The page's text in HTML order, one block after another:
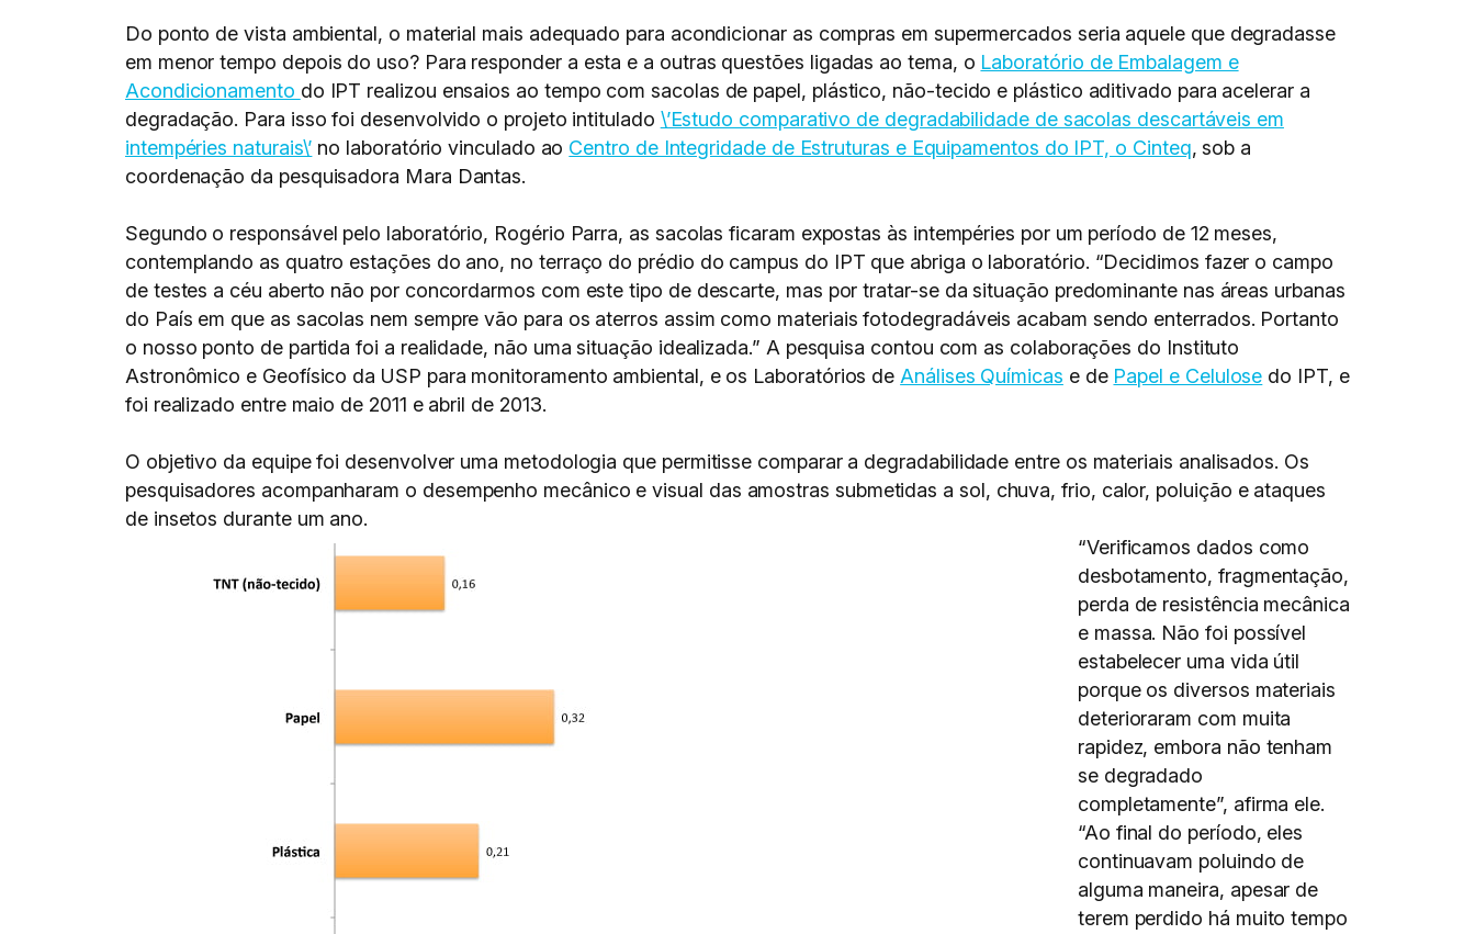
Do ponto de vista ambiental, o material mais adequado para acondicionar as compras em supermercados seria aquele que degradasse
em menor tempo depois do uso? Para responder a esta e a outras questões ligadas ao tema, o Laboratório de Embalagem e
Acondicionamento do IPT realizou ensaios ao tempo com sacolas de papel, plástico, não-tecido e plástico aditivado para acelerar a
degradação. Para isso foi desenvolvido o projeto intitulado \’Estudo comparativo de degradabilidade de sacolas descartáveis em
intempéries naturais\’ no laboratório vinculado ao Centro de Integridade de Estruturas e Equipamentos do IPT, o Cinteq, sob a
coordenação da pesquisadora Mara Dantas.
Segundo o responsável pelo laboratório, Rogério Parra, as sacolas ficaram expostas às intempéries por um período de 12 meses,
contemplando as quatro estações do ano, no terraço do prédio do campus do IPT que abriga o laboratório. “Decidimos fazer o campo
de testes a céu aberto não por concordarmos com este tipo de descarte, mas por tratar-se da situação predominante nas áreas urbanas
do País em que as sacolas nem sempre vão para os aterros assim como materiais fotodegradáveis acabam sendo enterrados. Portanto
o nosso ponto de partida foi a realidade, não uma situação idealizada.” A pesquisa contou com as colaborações do Instituto
Astronômico e Geofísico da USP para monitoramento ambiental, e os Laboratórios de Análises Químicas e de Papel e Celulose do IPT, e
foi realizado entre maio de 2011 e abril de 2013.
O objetivo da equipe foi desenvolver uma metodologia que permitisse comparar a degradabilidade entre os materiais analisados. Os
pesquisadores acompanharam o desempenho mecânico e visual das amostras submetidas a sol, chuva, frio, calor, poluição e ataques
de insetos durante um ano.
“Verificamos dados como
desbotamento, fragmentação,
perda de resistência mecânica
e massa. Não foi possível
estabelecer uma vida útil
porque os diversos materiais
deterioraram com muita
rapidez, embora não tenham
se degradado
completamente”, afirma ele.
“Ao final do período, eles
continuavam poluindo de
alguma maneira, apesar de
terem perdido há muito tempo